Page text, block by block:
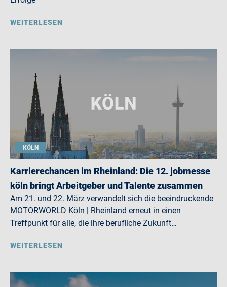
WEITERLESEN
KÖLN
Karrierechancen im Rheinland: Die 12. jobmesse
köln bringt Arbeitgeber und Talente zusammen
Am 21. und 22. März verwandelt sich die beeindruckende
MOTORWORLD Köln | Rheinland erneut in einen
Treffpunkt für alle, die ihre berufliche Zukunft…
WEITERLESEN